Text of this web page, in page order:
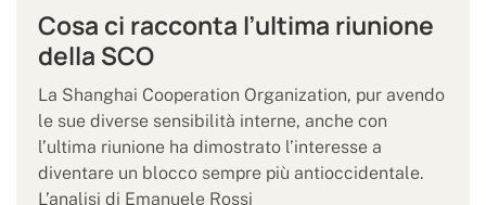
Cosa ci racconta l’ultima riunione
della SCO
La Shanghai Cooperation Organization, pur avendo
le sue diverse sensibilità interne, anche con
l’ultima riunione ha dimostrato l’interesse a
diventare un blocco sempre più antioccidentale.
L’analisi di Emanuele Rossi